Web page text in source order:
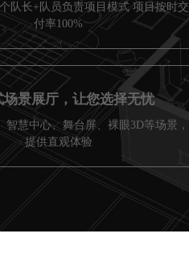
队长+队员负责项目模式 项目按时交
付率100%
场景展厅，让您选择无忧
智慧中心、舞台屏、裸眼3D等场景，
提供直观体验